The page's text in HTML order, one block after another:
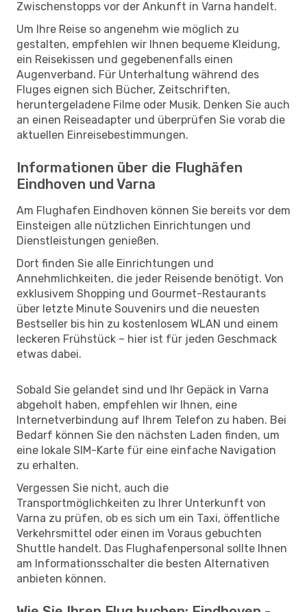
Zwischenstopps vor der Ankunft in Varna handelt.
Um Ihre Reise so angenehm wie möglich zu
gestalten, empfehlen wir Ihnen bequeme Kleidung,
ein Reisekissen und gegebenenfalls einen
Augenverband. Für Unterhaltung während des
Fluges eignen sich Bücher, Zeitschriften,
heruntergeladene Filme oder Musik. Denken Sie auch
an einen Reiseadapter und überprüfen Sie vorab die
aktuellen Einreisebestimmungen.
Informationen über die Flughäfen
Eindhoven und Varna
Am Flughafen Eindhoven können Sie bereits vor dem
Einsteigen alle nützlichen Einrichtungen und
Dienstleistungen genießen.
Dort finden Sie alle Einrichtungen und
Annehmlichkeiten, die jeder Reisende benötigt. Von
exklusivem Shopping und Gourmet-Restaurants
über letzte Minute Souvenirs und die neuesten
Bestseller bis hin zu kostenlosem WLAN und einem
leckeren Frühstück – hier ist für jeden Geschmack
etwas dabei.
Sobald Sie gelandet sind und Ihr Gepäck in Varna
abgeholt haben, empfehlen wir Ihnen, eine
Internetverbindung auf Ihrem Telefon zu haben. Bei
Bedarf können Sie den nächsten Laden finden, um
eine lokale SIM-Karte für eine einfache Navigation
zu erhalten.
Vergessen Sie nicht, auch die
Transportmöglichkeiten zu Ihrer Unterkunft von
Varna zu prüfen, ob es sich um ein Taxi, öffentliche
Verkehrsmittel oder einen im Voraus gebuchten
Shuttle handelt. Das Flughafenpersonal sollte Ihnen
am Informationsschalter die besten Alternativen
anbieten können.